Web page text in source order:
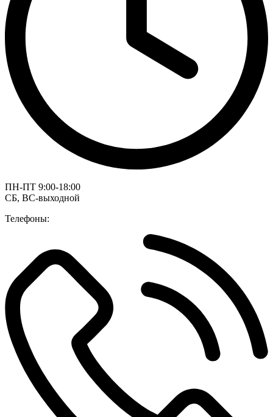
ПН-ПТ 9:00-18:00
СБ, ВС-выходной
Телефоны: